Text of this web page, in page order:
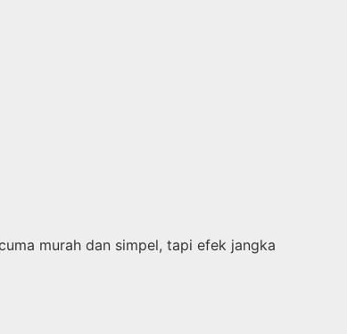
murah dan simpel, tapi efek jangka